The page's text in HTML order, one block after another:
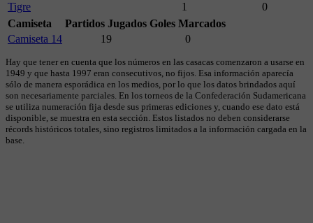
Tigre
1
0
Camiseta
Partidos Jugados Goles Marcados
Camiseta 14
19 0
Hay que tener en cuenta que los números en las casacas comenzaron a usarse en
1949 y que hasta 1997 eran consecutivos, no fijos. Esa información aparecía
sólo de manera esporádica en los medios, por lo que los datos brindados aquí
son necesariamente parciales. En los torneos de la Confederación Sudamericana
se utiliza numeración fija desde sus primeras ediciones y, cuando ese dato está
disponible, se muestra en esta sección. Estos listados no deben considerarse
récords históricos totales, sino registros limitados a la información cargada en la
base.